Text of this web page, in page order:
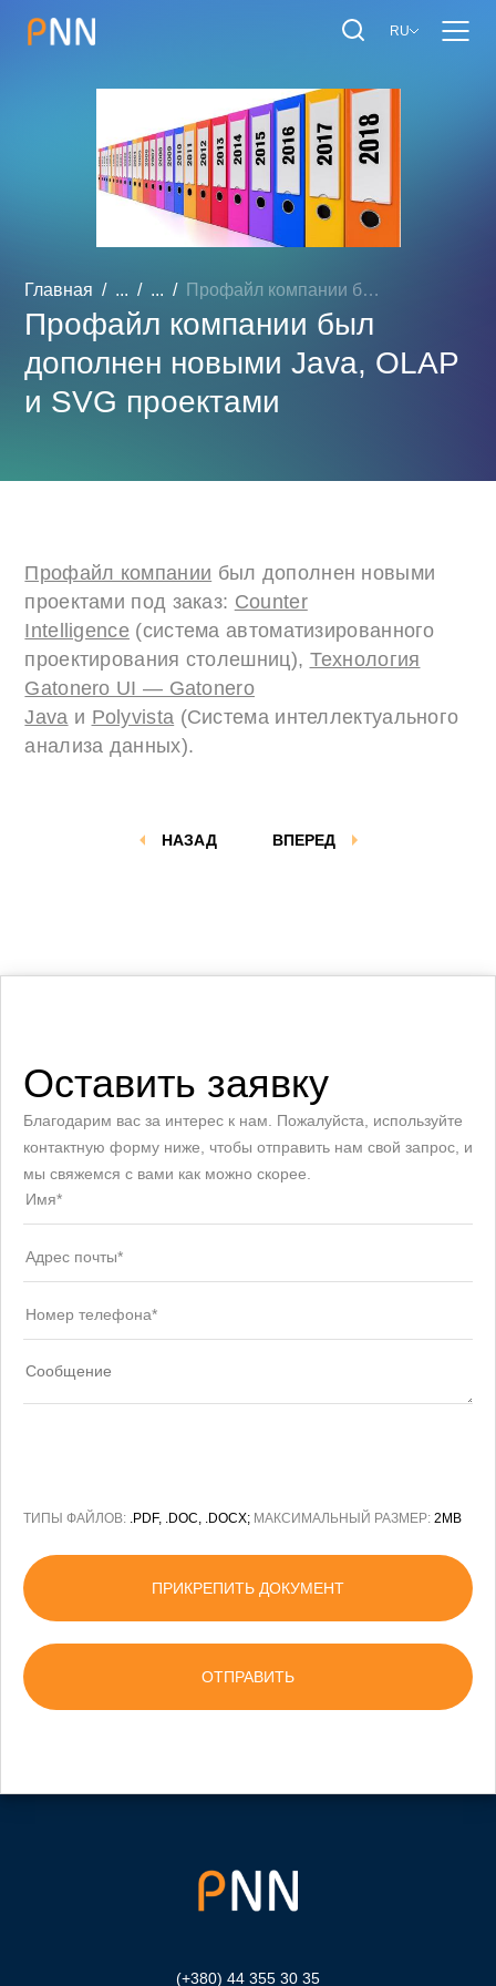
RU
Главная ... ... Профайл компании был допо...
Профайл компании был
дополнен новыми Java, OLAP
и SVG проектами
Профайл компании был дополнен новыми
проектами под заказ: Counter
Intelligence (система автоматизированного
проектирования столешниц), Технология
Gatonero UI — Gatonero
Java и Polyvista (Система интеллектуального
анализа данных).
ВПЕРЕД
НАЗАД
Оставить заявку
Благодарим вас за интерес к нам. Пожалуйста, используйте
контактную форму ниже, чтобы отправить нам свой запрос, и
мы свяжемся с вами как можно скорее.
ТИПЫ ФАЙЛОВ: .PDF, .DOC, .DOCX; МАКСИМАЛЬНЫЙ РАЗМЕР: 2MB
ПРИКРЕПИТЬ ДОКУМЕНТ
(+380) 44 355 30 35